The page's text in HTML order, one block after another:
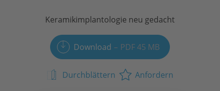
Keramikimplantologie neu gedacht
Download PDF 45 MB
Durchblättern Anfordern